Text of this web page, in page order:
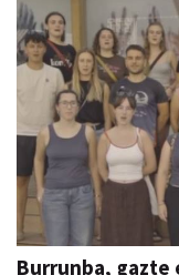
Burrunba, gazte